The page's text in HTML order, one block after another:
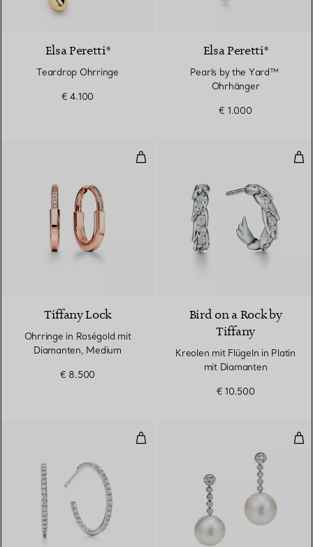
Elsa Peretti®
Teardrop Ohrringe
€ 4.100
Elsa Peretti®
Pearls by the Yard™ ​​
Ohrhänger
€ 1.000
Ohrringe in Roségold mit
Tiffany Lock
Ohrringe in Roségold mit
Diamanten, Medium
€ 8.500
Bird on a Rock by
Tiffany
Kreolen mit Flügeln in Platin
mit Diamanten
€ 10.500
Creolen